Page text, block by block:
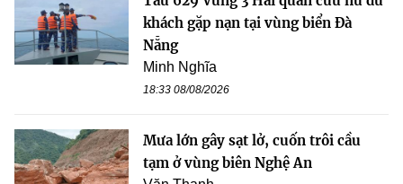
khách gặp nạn tại vùng biển Đà
Nẵng
Minh Nghĩa
18:33 08/08/2026
Mưa lớn gây sạt lở, cuốn trôi cầu
tạm ở vùng biên Nghệ An